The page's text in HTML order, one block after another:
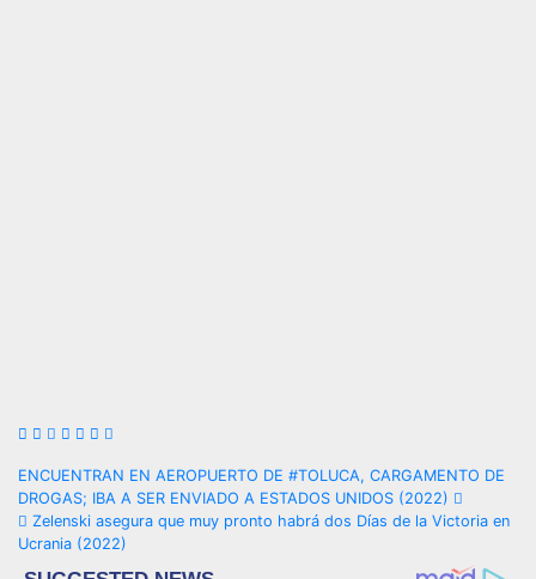
Navegación
de
ENCUENTRAN EN AEROPUERTO DE #TOLUCA, CARGAMENTO DE
DROGAS; IBA A SER ENVIADO A ESTADOS UNIDOS (2022)
Zelenski asegura que muy pronto habrá dos Días de la Victoria en
Ucrania (2022)